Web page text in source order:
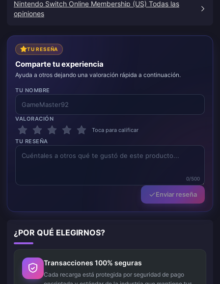
Nintendo Switch Online Membership (US) Todas las
opiniones
TU RESEÑA
Comparte tu experiencia
Ayuda a otros dejando una valoración rápida a continuación.
TU NOMBRE
VALORACIÓN
Toca para calificar
TU RESEÑA
0/500
Enviar reseña
¿POR QUÉ ELEGIRNOS?
Transacciones 100% seguras
Cada recarga está protegida por seguridad de pago